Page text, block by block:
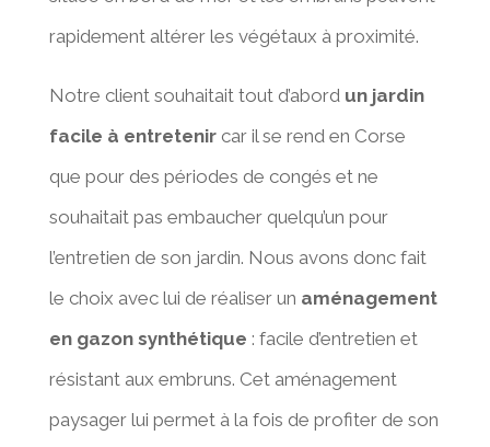
rapidement altérer les végétaux à proximité.
Notre client souhaitait tout d’abord un jardin
facile à entretenircar il se rend en Corse
que pour des périodes de congés et ne
souhaitait pas embaucher quelqu’un pour
l’entretien de son jardin. Nous avons donc fait
le choix avec lui de réaliser un aménagement
en gazon synthétique : facile d’entretien et
résistant aux embruns. Cet aménagement
paysager lui permet à la fois de profiter de son